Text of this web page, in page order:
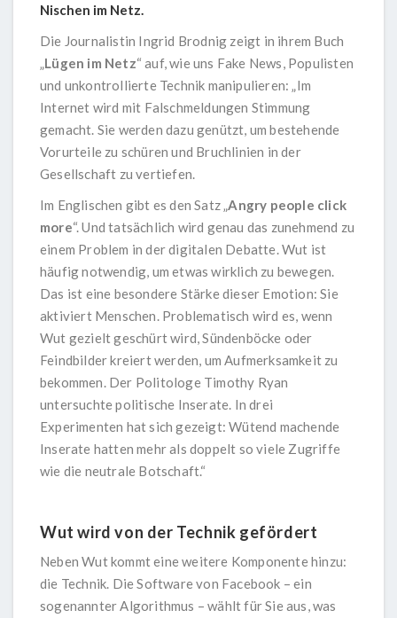
Nischen im Netz.
Die Journalistin Ingrid Brodnig zeigt in ihrem Buch
Lügen im Netz“ auf, wie uns Fake News, Populisten
und unkontrollierte Technik manipulieren: „Im
Internet wird mit Falschmeldungen Stimmung
gemacht. Sie werden dazu genützt, um bestehende
Vorurteile zu schüren und Bruchlinien in der
Gesellschaft zu vertiefen.
Im Englischen gibt es den Satz „ Angry people click
more“. Und tatsächlich wird genau das zunehmend zu
einem Problem in der digitalen Debatte. Wut ist
häufig notwendig, um etwas wirklich zu bewegen.
Das ist eine besondere Stärke dieser Emotion: Sie
aktiviert Menschen. Problematisch wird es, wenn
Wut gezielt geschürt wird, Sündenböcke oder
Feindbilder kreiert werden, um Aufmerksamkeit zu
bekommen. Der Politologe Timothy Ryan
untersuchte politische Inserate. In drei
Experimenten hat sich gezeigt: Wütend machende
Inserate hatten mehr als doppelt so viele Zugriffe
wie die neutrale Botschaft.“
Wut wird von der Technik gefördert
Neben Wut kommt eine weitere Komponente hinzu:
die Technik. Die Software von Facebook – ein
sogenannter Algorithmus – wählt für Sie aus, was